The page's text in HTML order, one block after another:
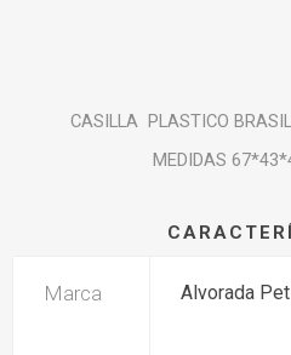
CASILLA PLASTICO
MEDIDAS
Marca Alvorada Pet